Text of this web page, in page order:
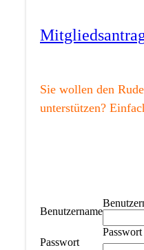
Sie wollen den
unterstützen?
Benutzername
Passwort
Passwort